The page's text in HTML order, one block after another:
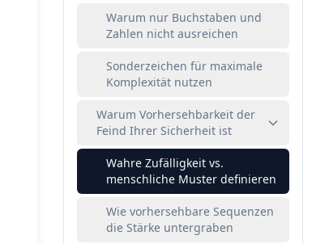
Warum nur Buchstaben und
Zahlen nicht ausreichen
Sonderzeichen für maximale
Komplexität nutzen
Warum Vorhersehbarkeit der
Feind Ihrer Sicherheit ist
Wahre Zufälligkeit vs.
menschliche Muster definieren
Wie vorhersehbare Sequenzen
die Stärke untergraben